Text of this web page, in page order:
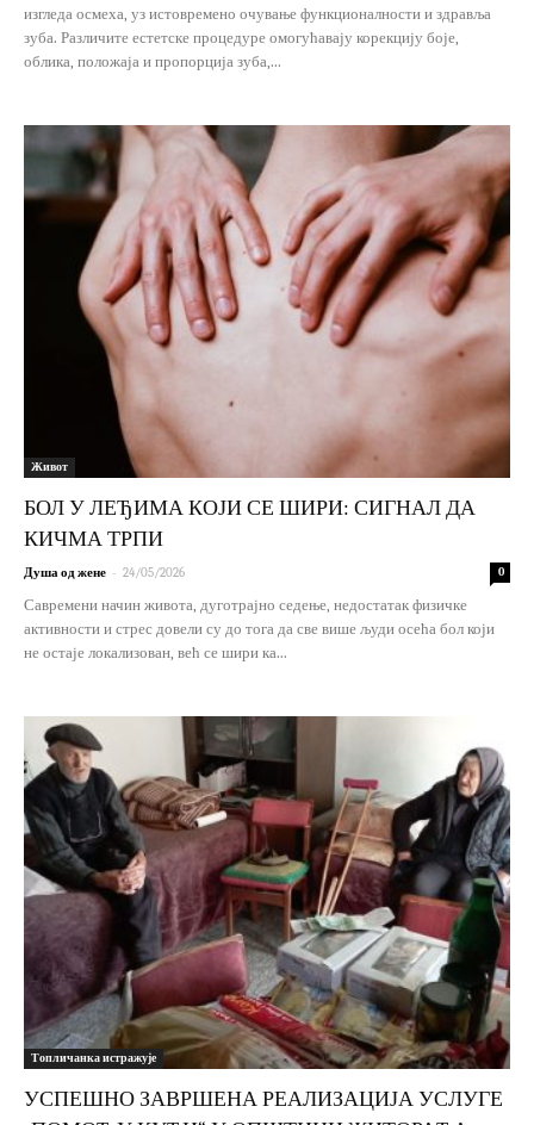
изгледа осмеха, уз истовремено очување функционалности и здравља
зуба. Различите естетске процедуре омогућавају корекцију боје,
облика, положаја и пропорција зуба,...
Живот
БОЛ У ЛЕЂИМА КОЈИ СЕ ШИРИ: СИГНАЛ ДА
КИЧМА ТРПИ
Душа од жене - 24/05/2026 0
Савремени начин живота, дуготрајно седење, недостатак физичке
активности и стрес довели су до тога да све више људи осећа бол који
не остаје локализован, већ се шири ка...
Топличанка истражује
УСПЕШНО ЗАВРШЕНА РЕАЛИЗАЦИЈА УСЛУГЕ